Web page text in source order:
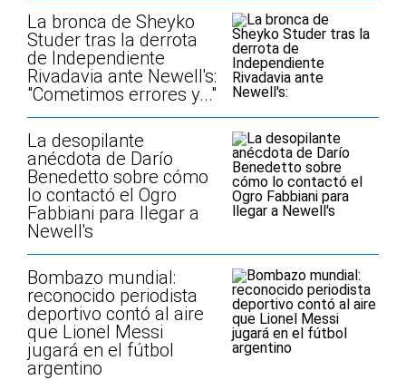
La bronca de Sheyko
Studer tras la derrota
de Independiente
Rivadavia ante Newell's:
"Cometimos errores y..."
La desopilante
anécdota de Darío
Benedetto sobre cómo
lo contactó el Ogro
Fabbiani para llegar a
Newell's
Bombazo mundial:
reconocido periodista
deportivo contó al aire
que Lionel Messi
jugará en el fútbol
argentino